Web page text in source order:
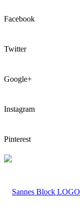
Facebook
Twitter
Google+
Instagram
Pinterest
LOGO